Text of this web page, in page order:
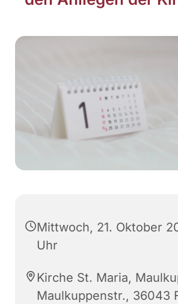
Mittwoch, 21. Oktober
Uhr
Kirche St. Maria,
Maulkuppenstr., 36043